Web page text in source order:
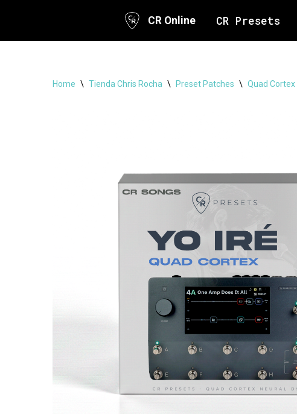
CR Online CR Presets
Home \ Tienda Chris Rocha \ Preset Patches \ Quad Cortex